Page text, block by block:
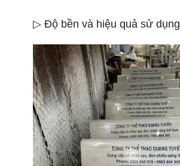
▷ Độ bền và hiệu quả sử